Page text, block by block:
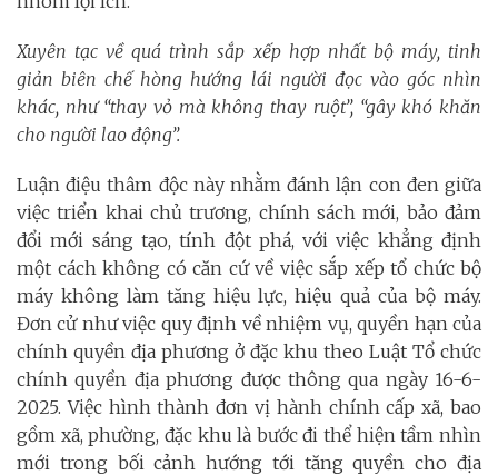
Xuyên tạc về quá trình sắp xếp hợp nhất bộ máy, tinh
giản biên chế hòng hướng lái người đọc vào góc nhìn
khác, như “thay vỏ mà không thay ruột”, “gây khó khăn
cho người lao động”.
Luận điệu thâm độc này nhằm đánh lận con đen giữa
việc triển khai chủ trương, chính sách mới, bảo đảm
đổi mới sáng tạo, tính đột phá, với việc khẳng định
một cách không có căn cứ về việc sắp xếp tổ chức bộ
máy không làm tăng hiệu lực, hiệu quả của bộ máy.
Đơn cử như việc quy định về nhiệm vụ, quyền hạn của
chính quyền địa phương ở đặc khu theo Luật Tổ chức
chính quyền địa phương được thông qua ngày 16-6-
2025. Việc hình thành đơn vị hành chính cấp xã, bao
gồm xã, phường, đặc khu là bước đi thể hiện tầm nhìn
mới trong bối cảnh hướng tới tăng quyền cho địa